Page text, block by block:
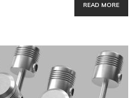
READ MORE